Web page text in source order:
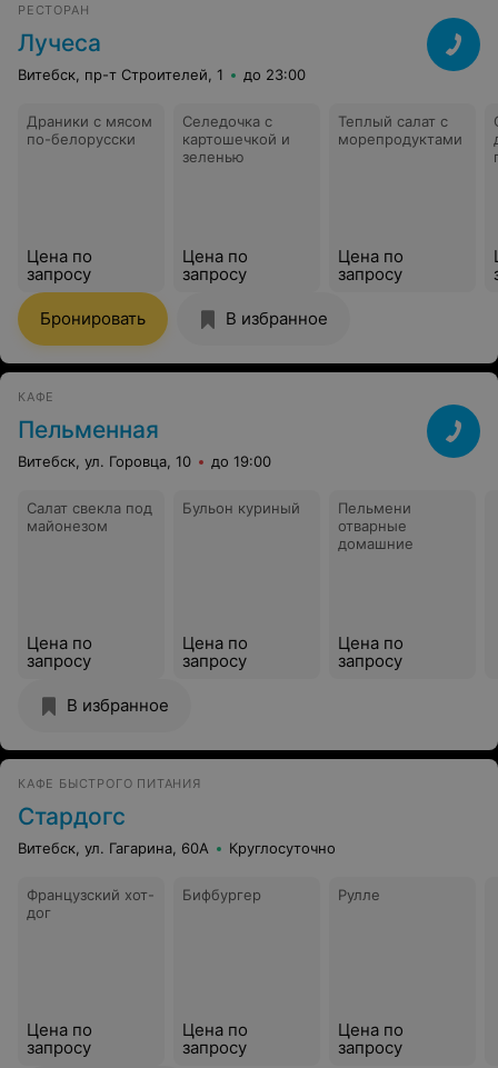
РЕСТОРАН
Лучеса
Витебск, пр-т Строителей, 1 до 23:00
Драники с мясом
по-белорусски
Цена по
запросу
Селедочка с
картошечкой и
зеленью
Цена по
запросу
Теплый салат с
морепродуктами
Цена по
запросу
Бронировать В избранное
КАФЕ
Пельменная
Витебск, ул. Горовца, 10 до 19:00
Салат свекла под
майонезом
Цена по
запросу
Бульон куриный
Цена по
запросу
Пельмени
отварные
домашние
Цена по
запросу
В избранное
КАФЕ БЫСТРОГО ПИТАНИЯ
Стардогс
Витебск, ул. Гагарина, 60А Круглосуточно
Французский хот-
дог
Цена по
запросу
Бифбургер
Цена по
запросу
Рулле
Цена по
запросу